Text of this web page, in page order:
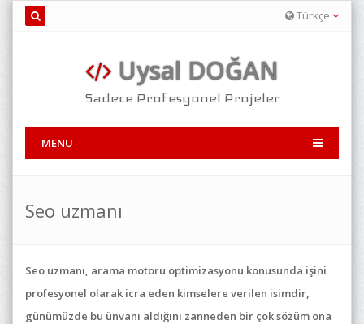
Türkçe
Uysal DOĞAN
Sadece Profesyonel Projeler
MENU
Seo uzmanı
Seo uzmanı, arama motoru optimizasyonu konusunda işini
profesyonel olarak icra eden kimselere verilen isimdir,
günümüzde bu ünvanı aldığını zanneden bir çok sözüm ona